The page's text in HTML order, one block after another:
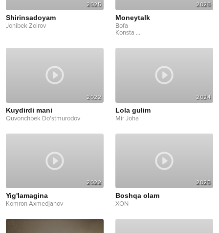
2025
Shirinsadoyam
Jonibek Zoirov
2026
Moneytalk
Bofa
Konsta ...
2022
Kuydirdi mani
Quvonchbek Do'stmurodov
2024
Lola gulim
Mir Joha
2022
Yig'lamagina
Komron Axmedjanov
2025
Boshqa olam
XON